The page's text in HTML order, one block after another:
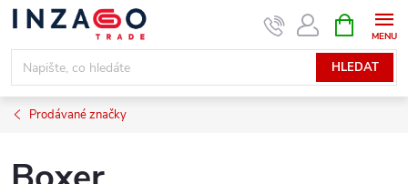
Přejít
obsah
HLEDAT
NÁKUPNÍ
KOŠÍK
Prodávané značky